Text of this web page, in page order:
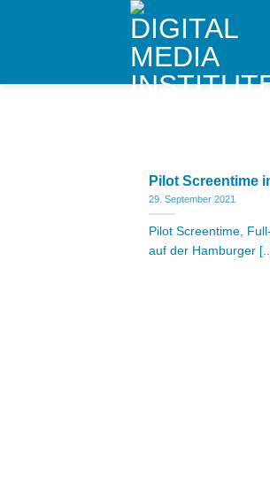
Pilot Screentime
29. September 2021
Pilot Screentime,
auf der Hamburger